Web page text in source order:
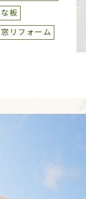
板
窓リフォーム